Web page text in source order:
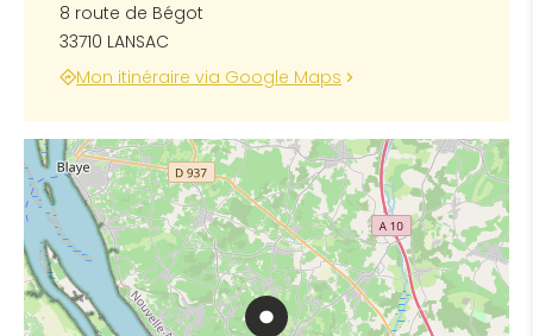
8 route de Bégot
33710 LANSAC
Mon itinéraire via Google Maps